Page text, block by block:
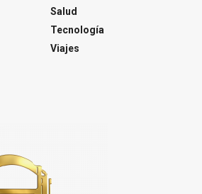
Salud
Tecnología
Viajes